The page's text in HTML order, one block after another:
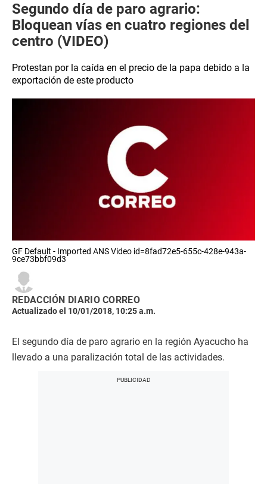
Segundo día de paro agrario:
Bloquean vías en cuatro regiones del
centro (VIDEO)
Protestan por la caída en el precio de la papa debido a la
exportación de este producto
GF Default - Imported ANS Video id=8fad72e5-655c-428e-943a-
9ce73bbf09d3
REDACCIÓN DIARIO CORREO
Actualizado el 10/01/2018, 10:25 a.m.
El segundo día de paro agrario en la región Ayacucho ha
llevado a una paralización total de las actividades.